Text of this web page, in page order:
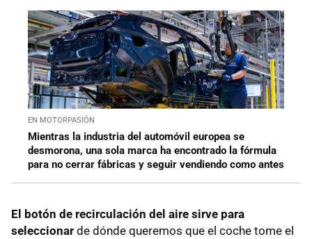
EN MOTORPASIÓN
Mientras la industria del automóvil europea se
desmorona, una sola marca ha encontrado la fórmula
para no cerrar fábricas y seguir vendiendo como antes
El botón de recirculación del aire sirve para
seleccionar de dónde queremos que el coche tome el